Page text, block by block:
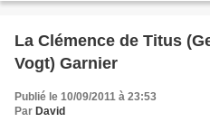
La Clémence de Titus
Vogt) Garnier
Publié le 10/09/2011 à 23:53
Par David